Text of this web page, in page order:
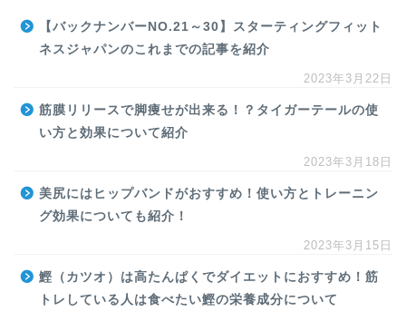
【バックナンバーNO.21～30】スターティングフィット
ネスジャパンのこれまでの記事を紹介
2023年3月22日
筋膜リリースで脚痩せが出来る！？タイガーテールの使
い方と効果について紹介
2023年3月18日
美尻にはヒップバンドがおすすめ！使い方とトレーニン
グ効果についても紹介！
2023年3月15日
鰹（カツオ）は高たんぱくでダイエットにおすすめ！筋
トレしている人は食べたい鰹の栄養成分について